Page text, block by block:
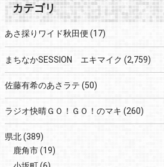
カテゴリ
あさ採りワイド秋田便 (17)
まちなかSESSION エキマイク (2,759)
佐藤有希のあさラテ (50)
ラジオ快晴ＧＯ！ＧＯ！のマキ (260)
県北(389)
鹿角市(19)